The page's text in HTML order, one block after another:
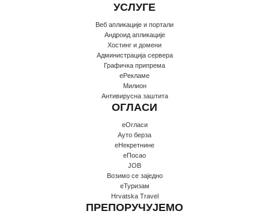
УСЛУГЕ
Веб апликације и портали
Андроид апликације
Хостинг и домени
Администрација сервера
Графичка припрема
еРекламе
Милион
Антивирусна заштита
ОГЛАСИ
еОгласи
Ауто берза
еНекретнине
еПосао
JOB
Возимо се заједно
еТуризам
Hrvatska Travel
ПРЕПОРУЧУЈЕМО